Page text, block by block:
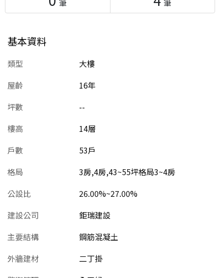
筆 筆
基本資料
類型
大樓
屋齡
16年
坪數
--
樓高
14層
戶數
53戶
格局
3房,4房,43~55坪格局3~4房
公設比
26.00%~27.00%
建設公司
鉅瑞建設
主要結構
鋼筋混凝土
外牆建材
二丁掛